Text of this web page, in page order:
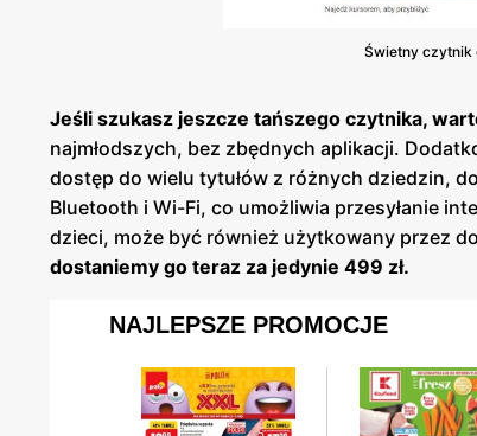
Świetny czytnik
Jeśli szukasz jeszcze tańszego czytnika,
najmłodszych, bez zbędnych aplikacji.
dostęp do wielu tytułów z różnych dziedzin,
Bluetooth i Wi-Fi, co umożliwia przesyłanie
dzieci, może być również użytkowany przez
dostaniemy go teraz za jedynie 499 zł.